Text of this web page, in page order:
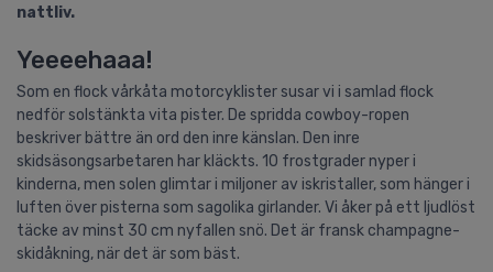
nattliv.
Yeeeehaaa!
Som en flock vårkåta motorcyklister susar vi i samlad flock
nedför solstänkta vita pister. De spridda cowboy-ropen
beskriver bättre än ord den inre känslan. Den inre
skidsäsongsarbetaren har kläckts. 10 frostgrader nyper i
kinderna, men solen glimtar i miljoner av iskristaller, som hänger i
luften över pisterna som sagolika girlander. Vi åker på ett ljudlöst
täcke av minst 30 cm nyfallen snö. Det är fransk champagne-
skidåkning, när det är som bäst.